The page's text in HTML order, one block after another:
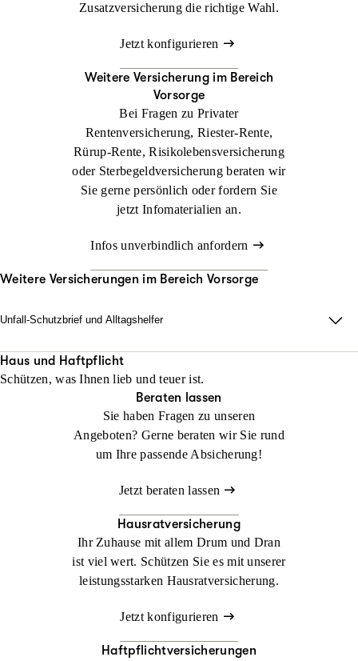
Zusatzversicherung die richtige Wahl.
Jetzt konfigurieren
Weitere Versicherung im Bereich
Vorsorge
Bei Fragen zu Privater
Rentenversicherung, Riester-Rente,
Rürup-Rente, Risikolebensversicherung
oder Sterbegeldversicherung beraten wir
Sie gerne persönlich oder fordern Sie
jetzt Infomaterialien an.
Infos unverbindlich anfordern
Weitere Versicherungen im Bereich Vorsorge
Unfall-Schutzbrief und Alltagshelfer
Ihr Alltag nach einem Unfall innerhalb von 48 Stunden neu
organisiert ist.
Jetzt konfigurieren Jetzt beraten lassen
Haus und Haftpflicht
Schützen, was Ihnen lieb und teuer ist.
Beraten lassen
Sie haben Fragen zu unseren
Angeboten? Gerne beraten wir Sie rund
um Ihre passende Absicherung!
Jetzt beraten lassen
Hausratversicherung
Ihr Zuhause mit allem Drum und Dran
ist viel wert. Schützen Sie es mit unserer
leistungsstarken Hausratversicherung.
Jetzt konfigurieren
Haftpflichtversicherungen